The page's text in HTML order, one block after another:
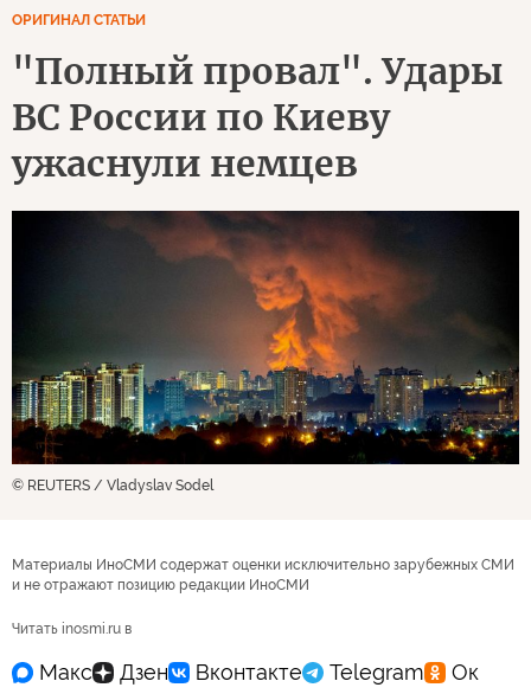
ОРИГИНАЛ СТАТЬИ
"Полный провал". Удары
ВС России по Киеву
ужаснули немцев
© REUTERS / Vladyslav Sodel
Материалы ИноСМИ содержат оценки исключительно зарубежных СМИ
и не отражают позицию редакции ИноСМИ
Читать inosmi.ru в